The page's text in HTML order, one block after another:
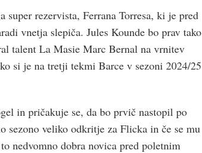
super rezervista, Ferrana Torresa, ki je pred
vnetja slepiča. Jules Kounde bo prav tako
talent La Masie Marc Bernal na vrnitev
si je na tretji tekmi Barce v sezoni 2024/25
in pričakuje se, da bo prvič nastopil po
sezono veliko odkritje za Flicka in če se mu
nedvomno dobra novica pred poletnim